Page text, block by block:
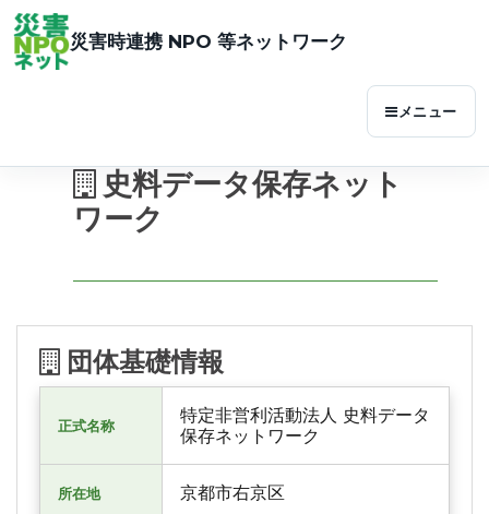
災害時連携 NPO 等ネットワーク
メニュー
史料データ保存ネット
ワーク
団体基礎情報
正式名称
特定非営利活動法人 史料データ
保存ネットワーク
所在地 京都市右京区